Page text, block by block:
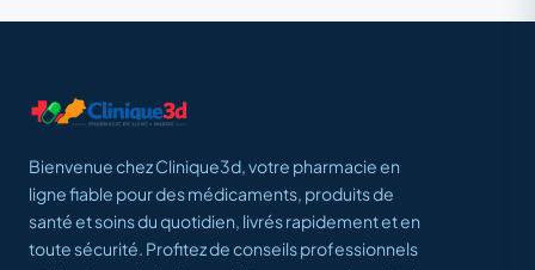
Bienvenue chez Clinique3d, votre pharmacie en
ligne fiable pour des médicaments, produits de
santé et soins du quotidien, livrés rapidement et en
toute sécurité. Profitez de conseils professionnels